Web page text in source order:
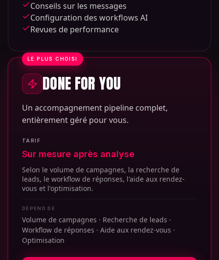
Conseils sur les messages
Configuration des workflows AI
Revues de performance
LE PLUS CHOISI
DONE FOR YOU
Un accompagnement pipeline complet,
entièrement géré pour vous.
TARIF
Sur mesure après analyse
Selon le volume de campagnes, la recherche de
leads, le workflow de réponses, l'aide aux rendez-
vous et l'optimisation.
DÉPEND DE
Volume de campagnes · Recherche de leads ·
Workflow de réponses · Aide aux rendez-vous ·
Optimisation